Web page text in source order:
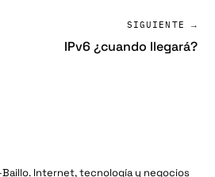
SIGUIENTE →
IPv6 ¿cuando llegará?
Baillo. Internet, tecnología y negocios